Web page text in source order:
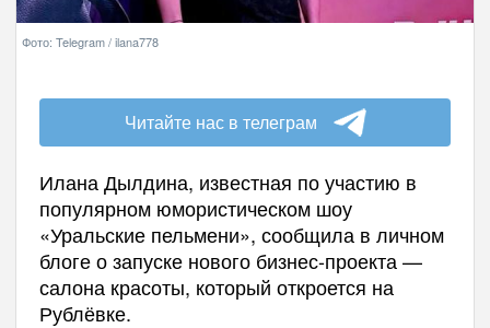
Фото: Telegram / ilana778
Читайте нас в телеграм
Илана Дылдина, известная по участию в
популярном юмористическом шоу
«Уральские пельмени», сообщила в личном
блоге о запуске нового бизнес-проекта —
салона красоты, который откроется на
Рублёвке.